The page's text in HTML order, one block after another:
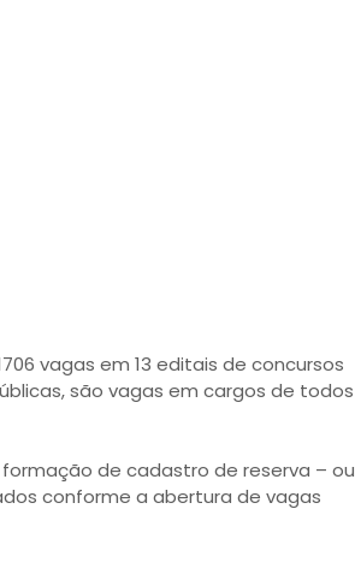
vagas em 13 editais de concursos
são vagas em cargos de todos
de cadastro de reserva – ou
conforme a abertura de vagas